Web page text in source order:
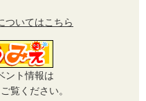
ついてはこちら
ント情報は
覧ください。